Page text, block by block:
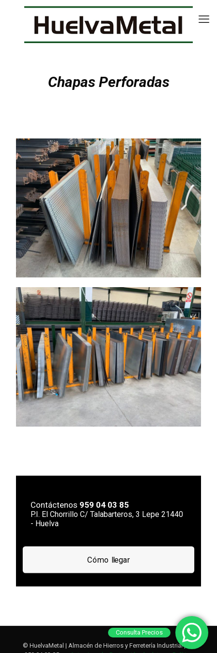
Chapas Perforadas
Contáctenos 959 04 03 85
P.I. El Chorrillo C/ Talabarteros, 3 Lepe 21440
- Huelva
Cómo llegar
© HuelvaMetal | Almacén de Hierros y Ferretería Industrial | Tlf
Consulta Precios